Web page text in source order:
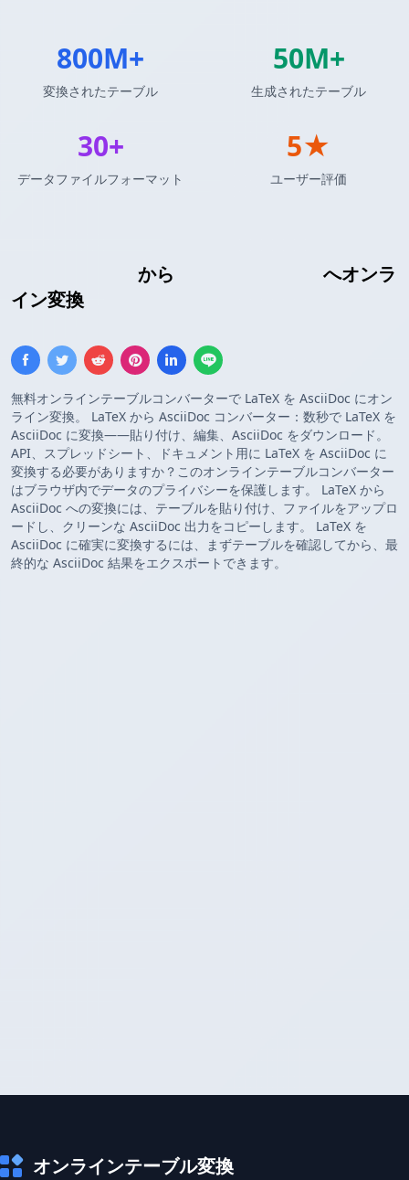
から
へオンラ
イン変換
無料オンラインテーブルコンバーターで LaTeX を AsciiDoc にオン
ライン変換。 LaTeX から AsciiDoc コンバーター：数秒で LaTeX を
AsciiDoc に変換——貼り付け、編集、AsciiDoc をダウンロード。
API、スプレッドシート、ドキュメント用に LaTeX を AsciiDoc に
変換する必要がありますか？このオンラインテーブルコンバーター
はブラウザ内でデータのプライバシーを保護します。 LaTeX から
AsciiDoc への変換には、テーブルを貼り付け、ファイルをアップロ
ードし、クリーンな AsciiDoc 出力をコピーします。 LaTeX を
AsciiDoc に確実に変換するには、まずテーブルを確認してから、最
終的な AsciiDoc 結果をエクスポートできます。
800M+
変換されたテーブル
50M+
生成されたテーブル
30+
データファイルフォーマット
5★
ユーザー評価
オンラインテーブル変換